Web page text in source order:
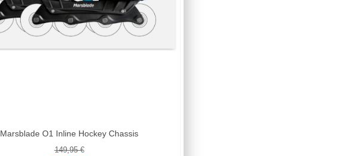
Marsblade O1 Inline Hockey Chassis
149,95 €